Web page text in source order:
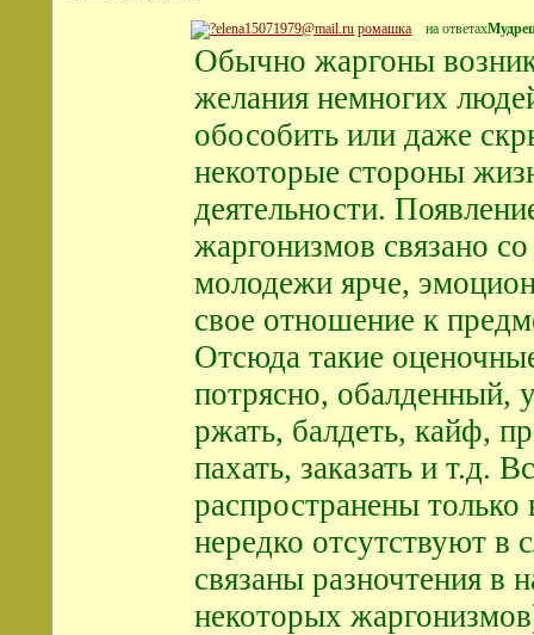
ромашка на ответах
Обычно жаргоны
желания немногих
обособить или даже
некоторые стороны
деятельности.
жаргонизмов связано
молодежи ярче,
свое отношение к
Отсюда такие
потрясно, обалденный,
ржать, балдеть, кайф,
пахать, заказать и т.д.
распространены только
нередко отсутствуют в
связаны разночтения в
некоторых